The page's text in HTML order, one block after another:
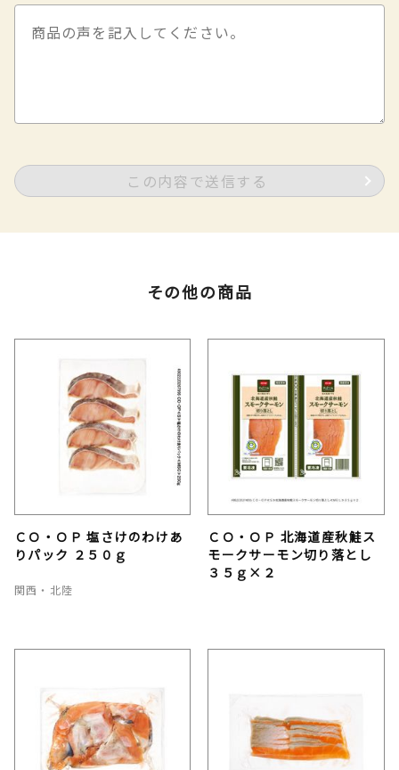
この内容で送信する
その他の商品
ＣＯ・ＯＰ 塩さけのわけあ
りパック ２５０ｇ
関西・北陸
ＣＯ・ＯＰ 北海道産秋鮭ス
モークサーモン切り落とし
３５ｇ×２